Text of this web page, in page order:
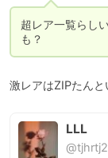
超レア一覧らし
も？
激レアはZIPたんと
LLL
@tjhrtj2